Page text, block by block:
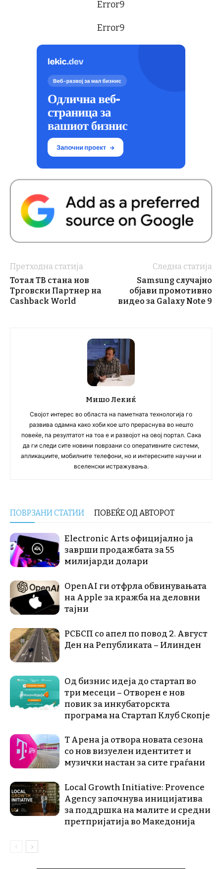
Error9
Error9
Претходна статија
Тотал ТВ стана нов
Трговски Партнер на
Cashback World
Следна статија
Samsung случајно
објави промотивно
видео за Galaxy Note 9
Мишо Лекиќ
Својот интерес во областа на паметната технологија го
развива одамна како хоби кое што прераснува во нешто
повеќе, па резултатот на тоа е и развојот на овој портал. Сака
да ги следи сите новини поврзани со оперативните системи,
апликациите, мобилните телефони, но и интересните научни и
вселенски истражувања.
ПОВРЗАНИ СТАТИИ ПОВЕЌЕ ОД АВТОРОТ
Electronic Arts официјално ја
заврши продажбата за 55
милијарди долари
OpenAI ги отфрла обвинувањата
на Apple за кражба на деловни
тајни
РСБСП со апел по повод 2. Август
Ден на Републиката – Илинден
Од бизнис идеја до стартап во
три месеци – Отворен е нов
повик за инкубаторскта
програма на Стартап Клуб Скопје
Т Арена ја отвора новата сезона
со нов визуелен идентитет и
музички настан за сите граѓани
Local Growth Initiative: Provence
Agency започнува иницијатива
за поддршка на малите и средни
претпријатија во Македонија